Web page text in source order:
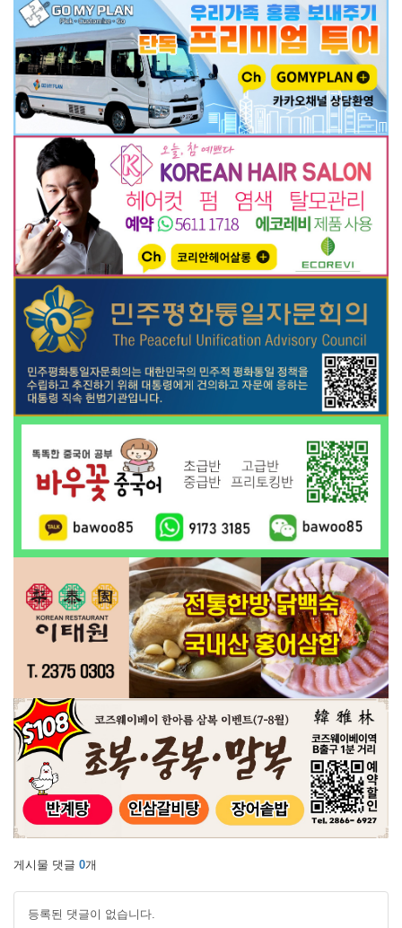
게시물 댓글 0개
등록된 댓글이 없습니다.